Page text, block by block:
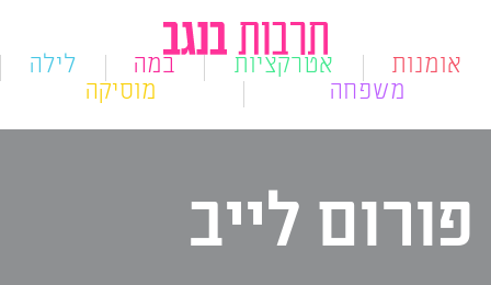
אומנות אטרקציות במה
לילה
משפחה
מוסיקה
פורום לייב